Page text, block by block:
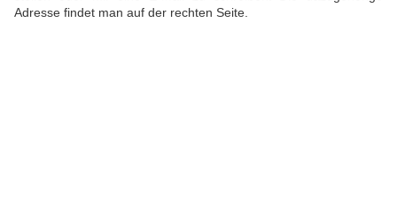
Adresse findet man auf der rechten Seite.